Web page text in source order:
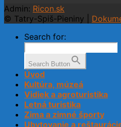
Admin: Ricon.sk
© Tatry-Spiš-Pieniny |
Search for:
Search Button
Úvod
Kultúra, múzeá
Vidiek a agroturistika
Letná turistika
Zima a zimné športy
Ubytovanie a